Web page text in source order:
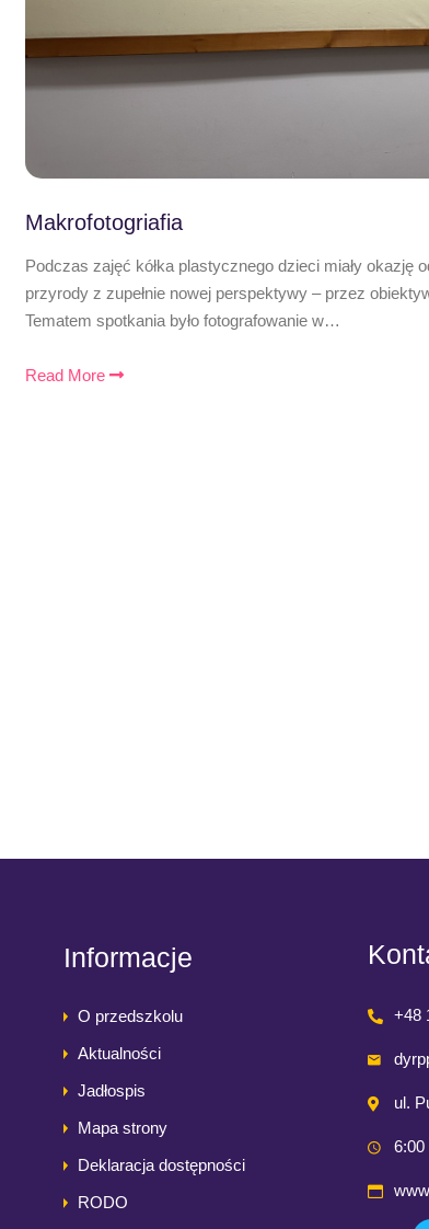
Makrofotogriafia
Podczas zajęć kółka plastycznego dzieci miały okazję
przyrody z zupełnie nowej perspektywy – przez
Tematem spotkania było fotografowanie w…
Read More
Informacje
O przedszkolu
Aktualności
Jadłospis
Mapa strony
Deklaracja dostępności
RODO
+48
ul.
6:00